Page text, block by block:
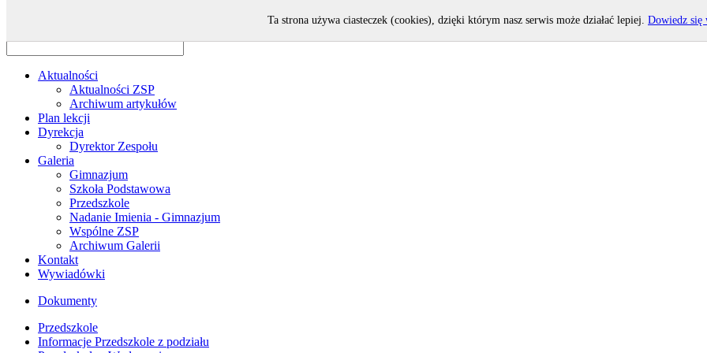
Aktualności
Aktualności ZSP
Archiwum artykułów
Plan lekcji
Dyrekcja
Dyrektor Zespołu
Galeria
Gimnazjum
Szkoła Podstawowa
Przedszkole
Nadanie Imienia - Gimnazjum
Wspólne ZSP
Archiwum Galerii
Kontakt
Wywiadówki
Dokumenty
Przedszkole
Informacje Przedszkole z podziału
Ta strona używa ciasteczek (cookies), dzięki którym nasz serwis może działać lepiej. Dowiedz się